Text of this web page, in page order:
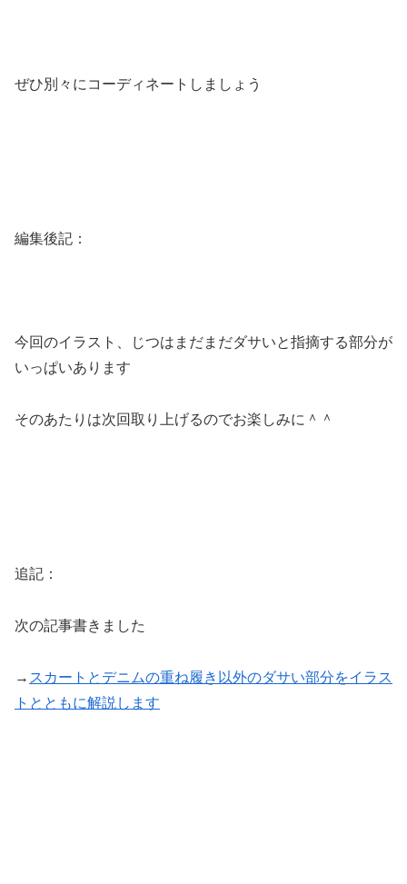
ぜひ別々にコーディネートしましょう
編集後記：
今回のイラスト、じつはまだまだダサいと指摘する部分が
いっぱいあります
そのあたりは次回取り上げるのでお楽しみに＾＾
追記：
次の記事書きました
→ スカートとデニムの重ね履き以外のダサい部分をイラス
トとともに解説します